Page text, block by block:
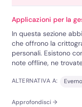
Applicazioni per la
In questa sezione
che offrono la
personali. Esistono
note offline, ne
ALTERNATIVA A:
Approfondisci →